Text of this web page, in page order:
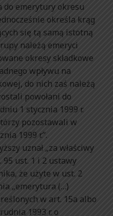
do emerytury okresu
określa krąg
się tą samą istotną
należą emeryci
okresy składkowe
wpływu na
do nich zaś należą
powołani do
1 stycznia 1999 r.
pozostawali w
1999 r.”.
uznał „za właściwy
ust. 1 i 2 ustawy
że użyte w ust. 2
„emerytura (…)
w art. 15a albo
1993 r. o